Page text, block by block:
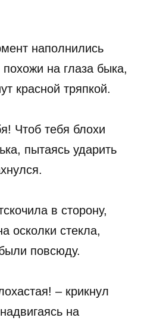
наполнились
на глаза быка,
красной тряпкой.
Чтоб тебя блохи
пытаясь ударить
в сторону,
осколки стекла,
повсюду.
– крикнул
на